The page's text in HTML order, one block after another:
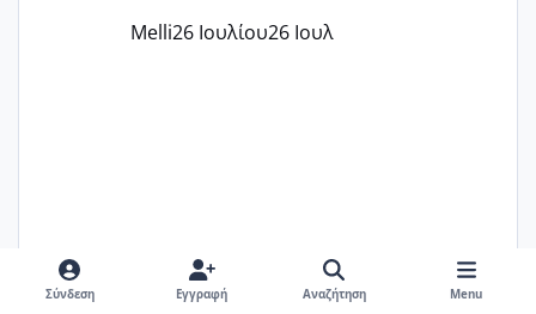
Εγώ πήγα σε έναν ιδιωτικό παιδικό στ
Melli26 Ιουλίου26 Ιουλ
RAM2127 Ιουλίου 27 Ιουλ
Σύνδεση Εγγραφή Αναζήτηση Menu